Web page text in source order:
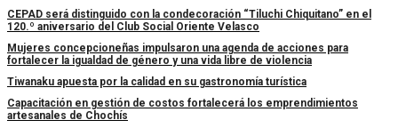
CEPAD será distinguido con la condecoración “Tiluchi Chiquitano” en el
120.º aniversario del Club Social Oriente Velasco
Mujeres concepcioneñas impulsaron una agenda de acciones para
fortalecer la igualdad de género y una vida libre de violencia
Tiwanaku apuesta por la calidad en su gastronomía turística
Capacitación en gestión de costos fortalecerá los emprendimientos
artesanales de Chochís